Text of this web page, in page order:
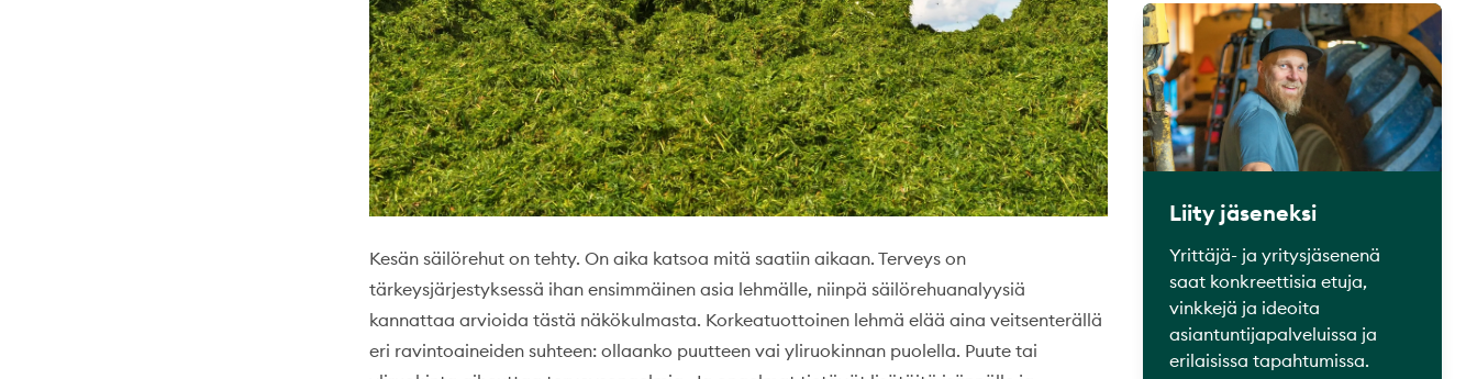
Kesän säilörehut on tehty. On aika katsoa mitä saatiin aikaan. Terveys on
tärkeysjärjestyksessä ihan ensimmäinen asia lehmälle, niinpä säilörehuanalyysiä
kannattaa arvioida tästä näkökulmasta. Korkeatuottoinen lehmä elää aina veitsenterällä
eri ravintoaineiden suhteen: ollaanko puutteen vai yliruokinnan puolella. Puute tai
Liity jäseneksi
Yrittäjä- ja yritysjäsenenä
saat konkreettisia etuja,
vinkkejä ja ideoita
asiantuntijapalveluissa ja
erilaisissa tapahtumissa.